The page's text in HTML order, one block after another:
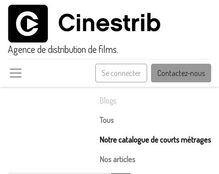
Agence de distribution de films.
Se connecter Contactez-nous
Blogs:
Tous
Notre catalogue de courts métrages
Nos articles